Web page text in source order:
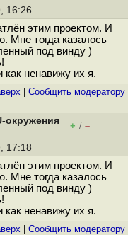
16:26
этим проектом. И
Мне тогда казалось
под винду )
как ненавижу их я.
Cообщить модератору
окружения
+ / –
17:18
этим проектом. И
Мне тогда казалось
под винду )
как ненавижу их я.
Cообщить модератору